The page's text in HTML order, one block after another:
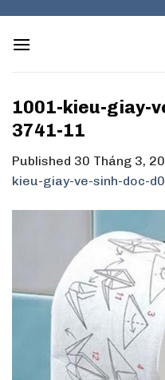
content
1001-kieu-giay-
3741-11
Published 30 Tháng 3,
kieu-giay-ve-sinh-doc-